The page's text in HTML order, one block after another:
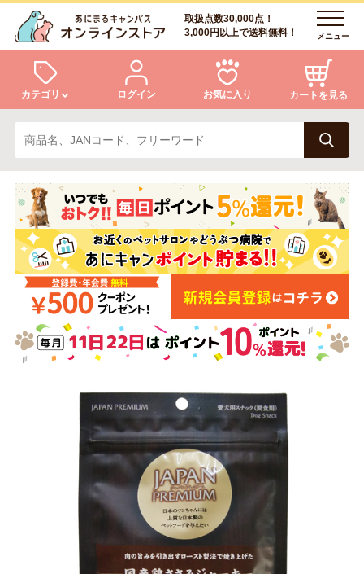
取扱点数30,000点！
3,000円以上で送料無料！
メニュー
カテゴリ
犬 猫
小動物・鳥 アクア・爬虫類・昆虫
ドッグフード キャットフード
美容・ケア用品 服・おさんぽ用品
日用品（デイリー） リビング雑貨
トリマーグッズ シニアサポート
ログイン お気に入り カートを見る
ログイン
会員登録
あにまるキャンパスについて
アフターサービス
商品リクエスト
お問い合わせ